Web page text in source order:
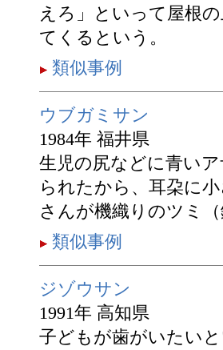
えろ」といって屋根
てくるという。
類似事例
ウブガミサン
1984年 福井県
生児の尻などに青い
られたから、耳朶に
さんが機織りのツミ
類似事例
ジゾウサン
1991年 高知県
子どもが歯がいたい